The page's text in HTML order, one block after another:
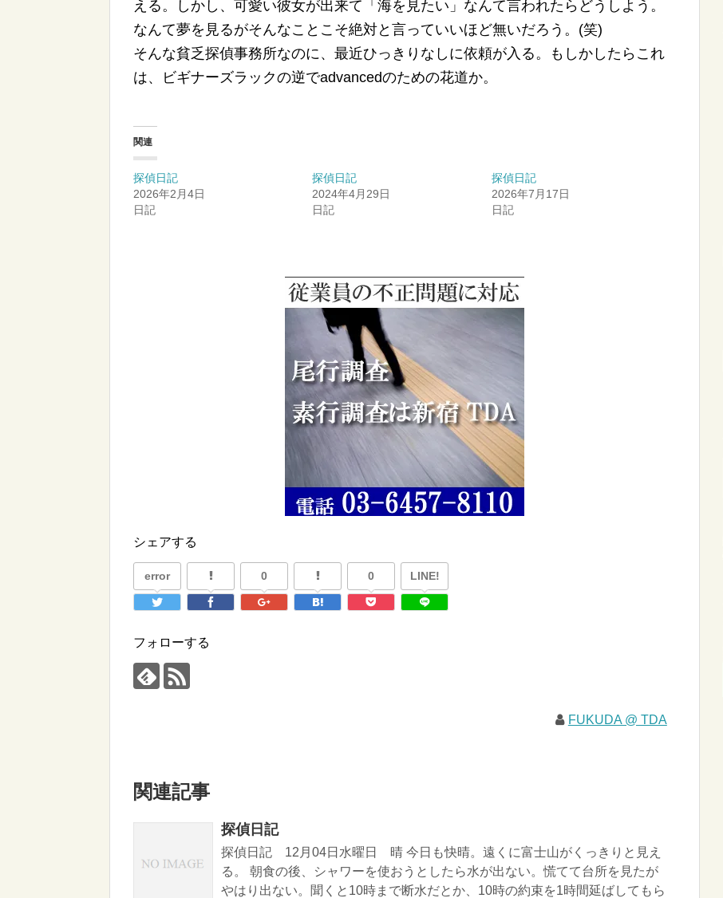
える。しかし、可愛い彼女が出来て「海を見たい」なんて言われたらどうしよう。
なんて夢を見るがそんなことこそ絶対と言っていいほど無いだろう。(笑)
そんな貧乏探偵事務所なのに、最近ひっきりなしに依頼が入る。もしかしたらこれ
は、ビギナーズラックの逆でadvancedのための花道か。
関連
探偵日記
2026年2月4日
日記
探偵日記
2024年4月29日
日記
探偵日記
2026年7月17日
日記
シェアする
error 0 0 LINE!
フォローする
FUKUDA @ TDA
関連記事
探偵日記
探偵日記 12月04日水曜日 晴 今日も快晴。遠くに富士山がくっきりと見え
る。 朝食の後、シャワーを使おうとしたら水が出ない。慌てて台所を見たが
やはり出ない。聞くと10時まで断水だとか、10時の約束を1時間延ばしてもら